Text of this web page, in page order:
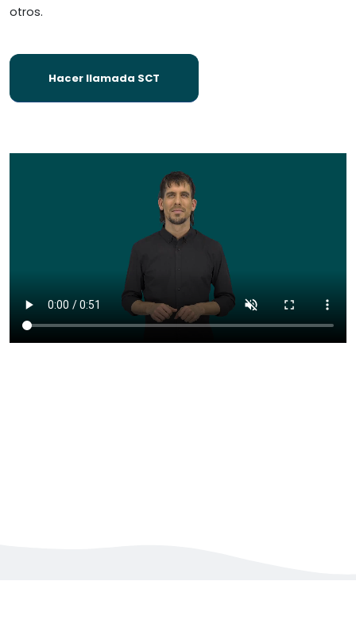
otros.
Hacer llamada SCT